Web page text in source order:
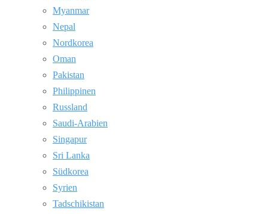
Myanmar
Nepal
Nordkorea
Oman
Pakistan
Philippinen
Russland
Saudi-Arabien
Singapur
Sri Lanka
Südkorea
Syrien
Tadschikistan